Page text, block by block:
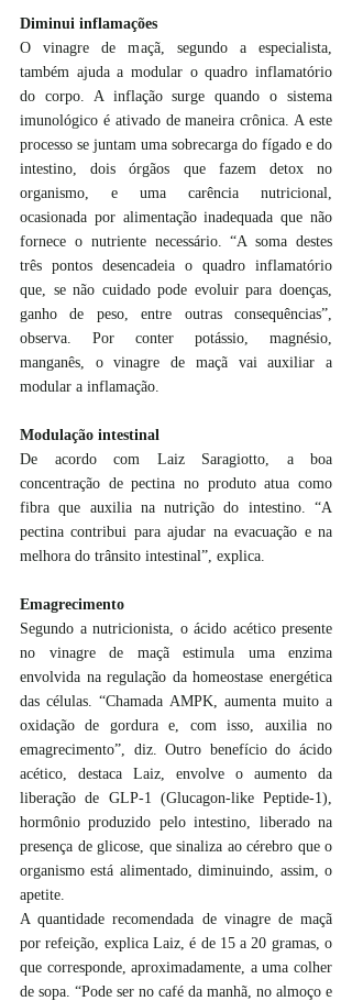
Diminui inflamações
O vinagre de maçã, segundo a especialista,
também ajuda a modular o quadro inflamatório
do corpo. A inflação surge quando o sistema
imunológico é ativado de maneira crônica. A este
processo se juntam uma sobrecarga do fígado e do
intestino, dois órgãos que fazem detox no
organismo, e uma carência nutricional,
ocasionada por alimentação inadequada que não
fornece o nutriente necessário. “A soma destes
três pontos desencadeia o quadro inflamatório
que, se não cuidado pode evoluir para doenças,
ganho de peso, entre outras consequências”,
observa. Por conter potássio, magnésio,
manganês, o vinagre de maçã vai auxiliar a
modular a inflamação.
Modulação intestinal
De acordo com Laiz Saragiotto, a boa
concentração de pectina no produto atua como
fibra que auxilia na nutrição do intestino. “A
pectina contribui para ajudar na evacuação e na
melhora do trânsito intestinal”, explica.
Emagrecimento
Segundo a nutricionista, o ácido acético presente
no vinagre de maçã estimula uma enzima
envolvida na regulação da homeostase energética
das células. “Chamada AMPK, aumenta muito a
oxidação de gordura e, com isso, auxilia no
emagrecimento”, diz. Outro benefício do ácido
acético, destaca Laiz, envolve o aumento da
liberação de GLP-1 (Glucagon-like Peptide-1),
hormônio produzido pelo intestino, liberado na
presença de glicose, que sinaliza ao cérebro que o
organismo está alimentado, diminuindo, assim, o
apetite.
A quantidade recomendada de vinagre de maçã
por refeição, explica Laiz, é de 15 a 20 gramas, o
que corresponde, aproximadamente, a uma colher
de sopa. “Pode ser no café da manhã, no almoço e